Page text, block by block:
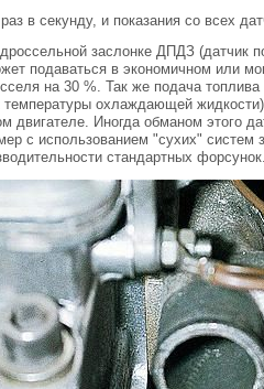
в секунду, и показания со всех
заслонке ДПДЗ (датчик
подаваться в экономичном или
на 30 %. Так же подача
охлаждающей
двигателе. Иногда обманом этого
с использованием "сухих" систем
стандартных форсунок.